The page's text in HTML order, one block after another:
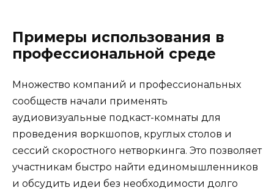
Примеры использования в
профессиональной среде
Множество компаний и профессиональных
сообществ начали применять
аудиовизуальные подкаст-комнаты для
проведения воркшопов, круглых столов и
сессий скоростного нетворкинга. Это позволяет
участникам быстро найти единомышленников
и обсудить идеи без необходимости долго